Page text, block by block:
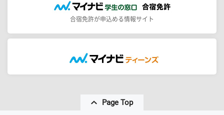
合宿免許が申込める情報サイト
Page Top